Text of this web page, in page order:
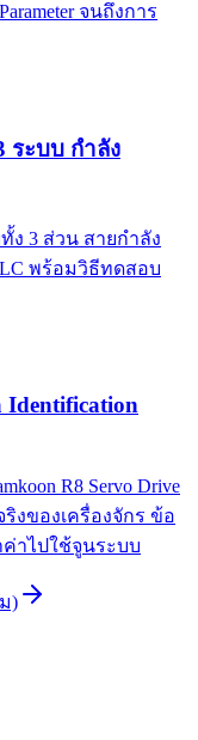
จนถึงการ
ระบบ กำลัง
ง 3 ส่วน สายกำลัง
พร้อมวิธีทดสอบ
R8 Servo Drive
ริงของเครื่องจักร ข้อ
าไปใช้จูนระบบ
)